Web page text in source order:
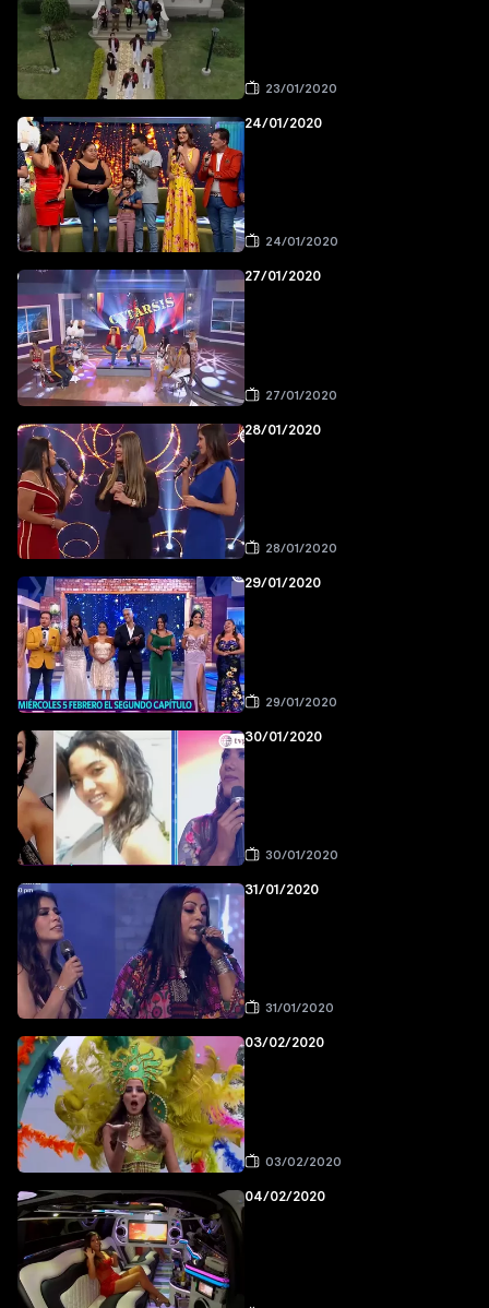
23/01/2020
24/01/2020
24/01/2020
27/01/2020
27/01/2020
28/01/2020
28/01/2020
29/01/2020
29/01/2020
30/01/2020
30/01/2020
31/01/2020
31/01/2020
03/02/2020
03/02/2020
04/02/2020